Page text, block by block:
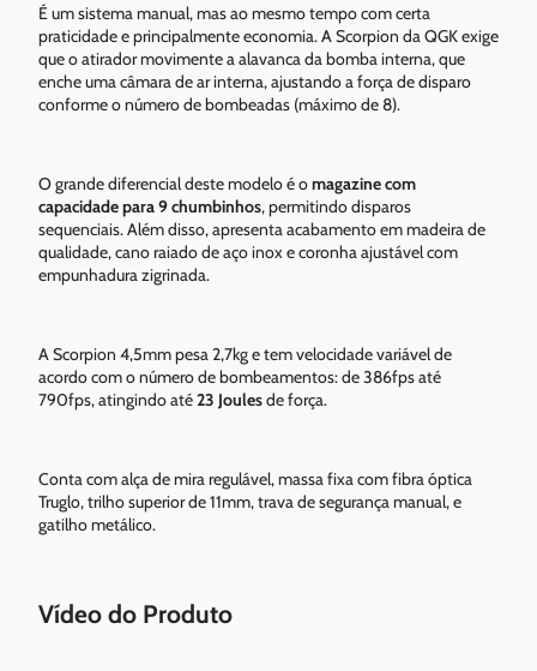
É um sistema manual, mas ao mesmo tempo com certa
praticidade e principalmente economia. A Scorpion da QGK exige
que o atirador movimente a alavanca da bomba interna, que
enche uma câmara de ar interna, ajustando a força de disparo
conforme o número de bombeadas (máximo de 8).
O grande diferencial deste modelo é omagazine com
capacidade para 9 chumbinhos, permitindo disparos
sequenciais. Além disso, apresenta acabamento em madeira de
qualidade, cano raiado de aço inox e coronha ajustável com
empunhadura zigrinada.
A Scorpion 4,5mm pesa 2,7kg e tem velocidade variável de
acordo com o número de bombeamentos: de 386fps até
790fps, atingindo até23 Joulesde força.
Conta com alça de mira regulável, massa fixa com fibra óptica
Truglo, trilho superior de 11mm, trava de segurança manual, e
gatilho metálico.
Vídeo do Produto